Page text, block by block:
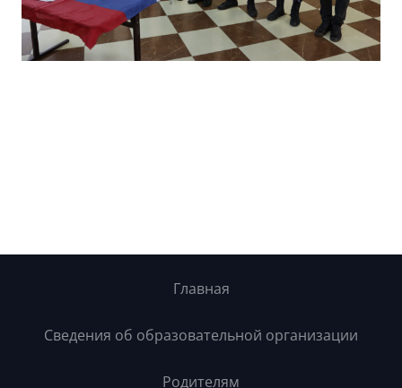
Главная
Сведения об образовательной организации
Родителям